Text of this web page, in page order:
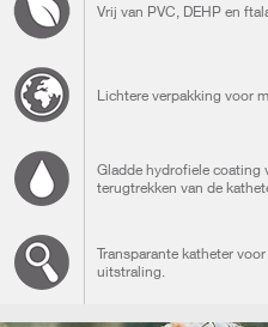
Vrij van PVC, DEHP en
Lichtere verpakking voor
Gladde hydrofiele coating
terugtrekken van de
Transparante katheter
uitstraling.